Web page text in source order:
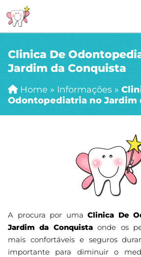
Clinica De
Jardim da Conquista
Home » Informações »
Odontopediatria no Jardim
A procura por umaClinica De
Jardim da Conquistaonde os
mais confortáveis e seguros
importante para diminuir o